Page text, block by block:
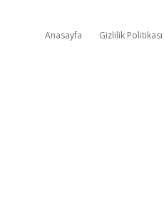
Anasayfa Gizlilik Politikası